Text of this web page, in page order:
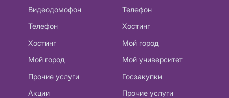
Видеодомофон
Телефон
Хостинг
Мой город
Прочие услуги
Акции
Телефон
Хостинг
Мой город
Мой университет
Госзакупки
Прочие услуги